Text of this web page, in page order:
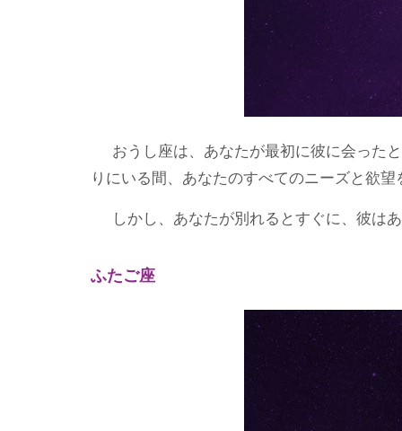
おうし座は、あなたが最初に彼に会った
りにいる間、あなたのすべてのニーズと欲
しかし、あなたが別れるとすぐに、彼は
ふたご座